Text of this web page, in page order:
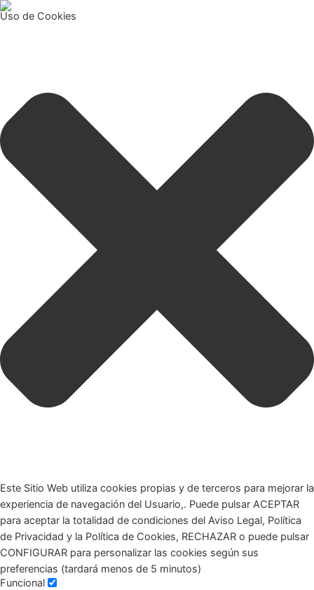
Uso de Cookies
Este Sitio Web utiliza cookies propias y de terceros para mejorar la
experiencia de navegación del Usuario,. Puede pulsar ACEPTAR
para aceptar la totalidad de condiciones del Aviso Legal, Política
de Privacidad y la Política de Cookies, RECHAZAR o puede pulsar
CONFIGURAR para personalizar las cookies según sus
preferencias (tardará menos de 5 minutos)
Funcional